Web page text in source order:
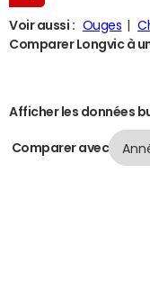
Voir aussi : Ouges
Comparer Longvic à
Afficher les données
Comparer avec